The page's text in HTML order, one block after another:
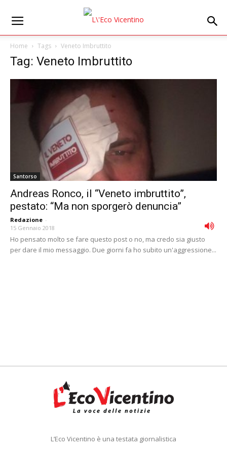
Home Tags Veneto Imbruttito
Tag: Veneto Imbruttito
Santorso
Andreas Ronco, il “Veneto imbruttito”,
pestato: “Ma non sporgerò denuncia”
Redazione -
15 Gennaio 2018
Ho pensato molto se fare questo post o no, ma credo sia giusto
per dare il mio messaggio. Due giorni fa ho subito un'aggressione...
L’Eco Vicentino è una testata giornalistica